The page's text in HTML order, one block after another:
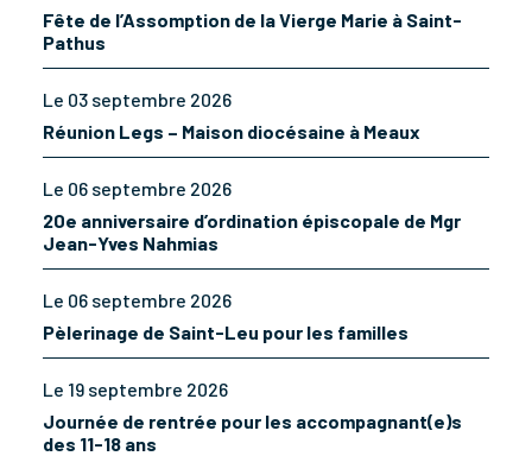
Fête de l’Assomption de la Vierge Marie à Saint-
Pathus
Le 03 septembre 2026
Réunion Legs – Maison diocésaine à Meaux
Le 06 septembre 2026
20e anniversaire d’ordination épiscopale de Mgr
Jean-Yves Nahmias
Le 06 septembre 2026
Pèlerinage de Saint-Leu pour les familles
Le 19 septembre 2026
Journée de rentrée pour les accompagnant(e)s
des 11-18 ans